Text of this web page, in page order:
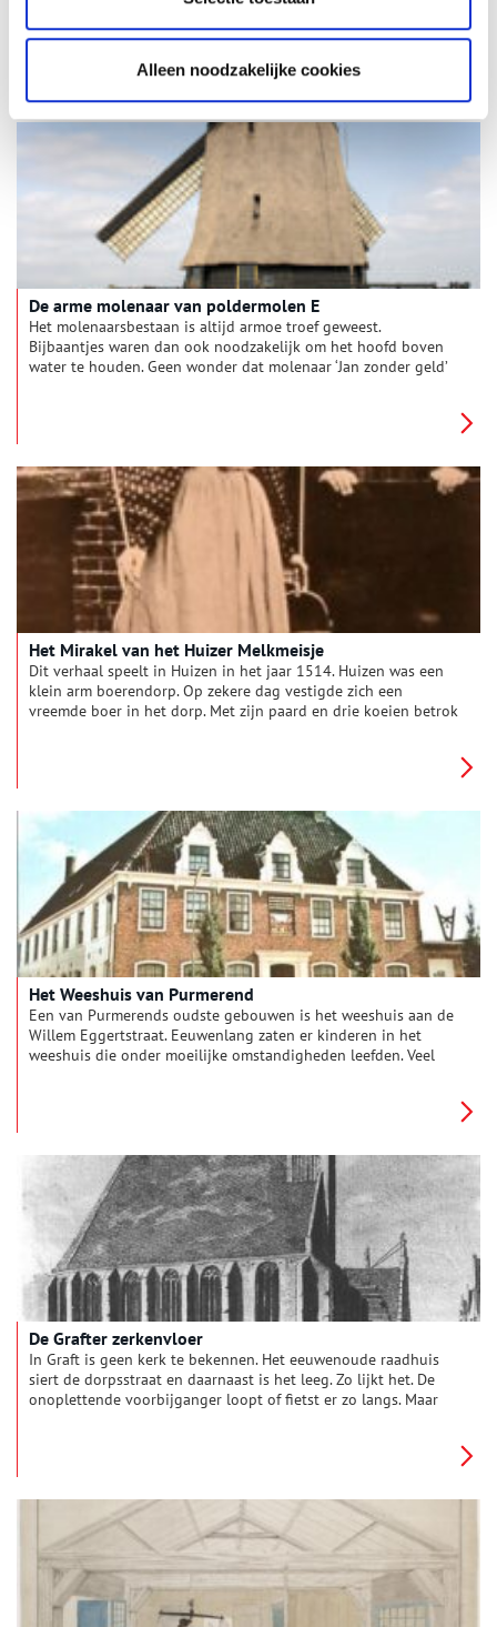
Alleen noodzakelijke cookies
Deze molen behoort in 1634 tot de eerst gebouwde
poldermolens, maar wordt in 1645 verplaatst binnen diezelfde
polder omdat hij niet effectief blijkt.
De arme molenaar van poldermolen E
Het molenaarsbestaan is altijd armoe troef geweest.
Bijbaantjes waren dan ook noodzakelijk om het hoofd boven
water te houden. Geen wonder dat molenaar ‘Jan zonder geld’
Het Mirakel van het Huizer Melkmeisje
Dit verhaal speelt in Huizen in het jaar 1514. Huizen was een
klein arm boerendorp. Op zekere dag vestigde zich een
vreemde boer in het dorp. Met zijn paard en drie koeien betrok
Het Weeshuis van Purmerend
Een van Purmerends oudste gebouwen is het weeshuis aan de
Willem Eggertstraat. Eeuwenlang zaten er kinderen in het
weeshuis die onder moeilijke omstandigheden leefden. Veel
verzorging van wezen dus overbodig. Het laatste weeskind
vertrok in de jaren zestig van de vorige eeuw.
De Grafter zerkenvloer
In Graft is geen kerk te bekennen. Het eeuwenoude raadhuis
siert de dorpsstraat en daarnaast is het leeg. Zo lijkt het. De
onoplettende voorbijganger loopt of fietst er zo langs. Maar